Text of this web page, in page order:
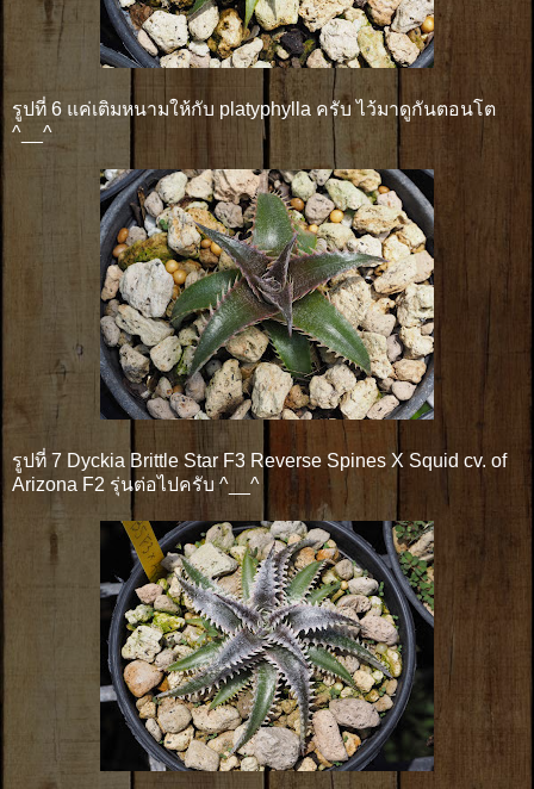
รูปที่ 6 แค่เติมหนามให้กับ platyphylla ครับ ไว้มาดูกันตอนโต
^__^
รูปที่ 7 Dyckia Brittle Star F3 Reverse Spines X Squid cv. of
Arizona F2 รุ่นต่อไปครับ ^__^